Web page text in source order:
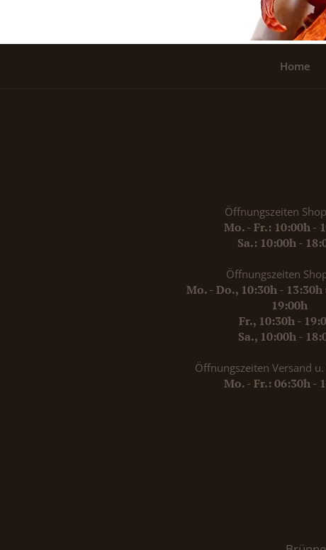
Home
Öffnungszeiten
Mo. - Fr.: 10:00h -
Sa.: 10:00h -
Öffnungszeiten
Mo. - Do., 10:30h -
19:00h
Fr., 10:30h -
Sa., 10:00h -
Öffnungszeiten Versand
Mo. - Fr.: 06:30h -